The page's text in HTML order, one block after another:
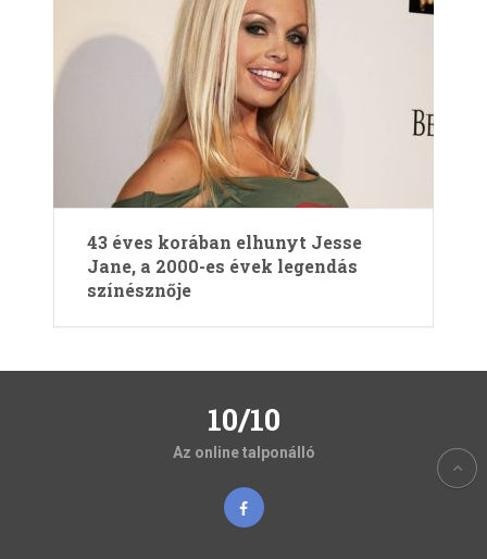
43 éves korában elhunyt Jesse
Jane, a 2000-es évek legendás
színésznője
10/10
Az online talponálló